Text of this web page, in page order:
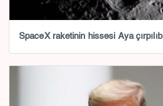
SpaceX raketinin hissəsi Aya çırpılıb